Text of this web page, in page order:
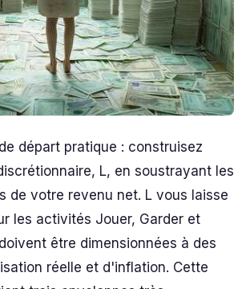
départ pratique : construisez
L, en soustrayant les
de votre revenu net. L vous laisse
les activités Jouer, Garder et
être dimensionnées à des
réelle et d'inflation. Cette